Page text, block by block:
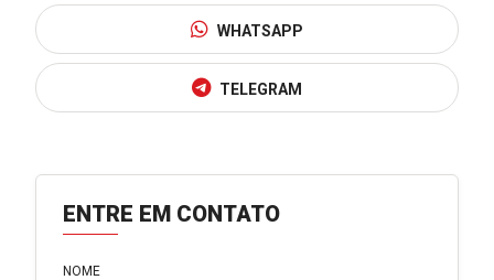
ENTRE EM CONTATO
NOME
WHATSAPP
TELEGRAM